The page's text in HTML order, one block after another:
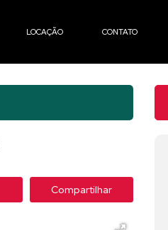
CONTATO
LOCAÇÃO
Compartilhar